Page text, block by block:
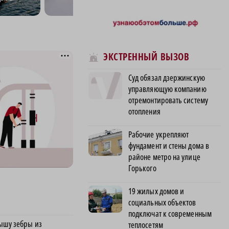
зебры из
ЭКСТРЕННЫЙ ВЫЗОВ
Суд обязал дзержинскую
управляющую компанию
отремонтировать систему
отопления
Рабочие укрепляют
фундамент и стены дома в
районе метро на улице
Горького
19 жилых домов и
социальных объектов
подключат к современным
теплосетям